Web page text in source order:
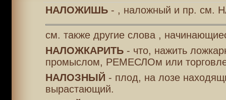
НАЛОЖИШЬ- , наложный и пр. см.
см. также другие слова ,
НАЛОЖКАРИТЬ- что, нажить
промыслом, РЕМЕСЛОм или
НАЛОЗНЫЙ - плод, на лозе
вырастающий.